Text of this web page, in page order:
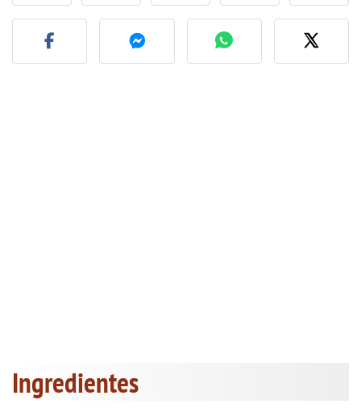
Fez esta receita?
Ingredientes